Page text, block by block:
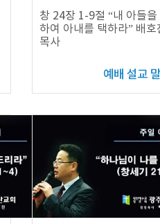
예배 설교
창 24장 1-9절 “내 아들을
하여 아내를 택하라” 배호
목사